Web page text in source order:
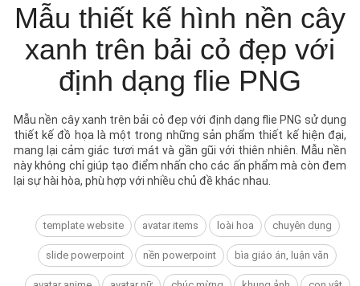
Mẫu thiết kế hình nền cây
xanh trên bải cỏ đẹp với
định dạng flie PNG
Mẫu nền cây xanh trên bải cỏ đẹp với định dạng flie PNG sử dụng
thiết kế đồ họa là một trong những sản phẩm thiết kế hiện đại,
mang lại cảm giác tươi mát và gần gũi với thiên nhiên. Mẫu nền
này không chỉ giúp tạo điểm nhấn cho các ấn phẩm mà còn đem
lại sự hài hòa, phù hợp với nhiều chủ đề khác nhau.
template website avatar items loài hoa chuyên dụng
slide powerpoint nền powerpoint bìa giáo án, luận văn